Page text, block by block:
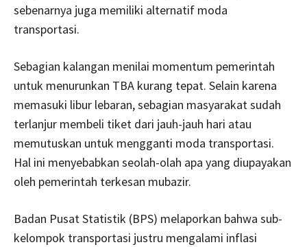
sebenarnya juga memiliki alternatif moda
transportasi.
Sebagian kalangan menilai momentum pemerintah
untuk menurunkan TBA kurang tepat. Selain karena
memasuki libur lebaran, sebagian masyarakat sudah
terlanjur membeli tiket dari jauh-jauh hari atau
memutuskan untuk mengganti moda transportasi.
Hal ini menyebabkan seolah-olah apa yang diupayakan
oleh pemerintah terkesan mubazir.
Badan Pusat Statistik (BPS) melaporkan bahwa sub-
kelompok transportasi justru mengalami inflasi